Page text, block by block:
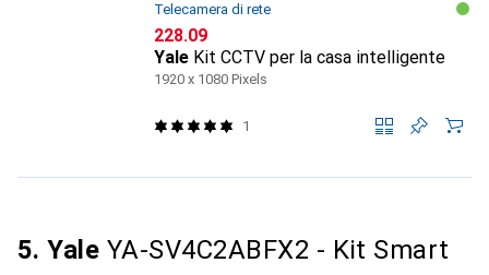
Telecamera di rete
CHF
228.09
Yale Kit CCTV per la casa intelligente
1920 x 1080 Pixels
1
5. Yale YA-SV4C2ABFX2 - Kit Smart